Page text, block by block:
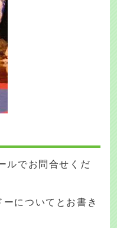
ルでお問合せくだ
についてとお書き